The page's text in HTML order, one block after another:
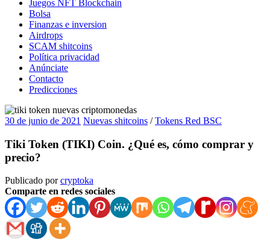
Juegos NFT Blockchain
Bolsa
Finanzas e inversion
Airdrops
SCAM shitcoins
Política privacidad
Anúnciate
Contacto
Predicciones
30 de junio de 2021 Nuevas shitcoins /Tokens Red BSC
Tiki Token (TIKI) Coin. ¿Qué es, cómo comprar y
precio?
Publicado porcryptoka
Comparte en redes sociales